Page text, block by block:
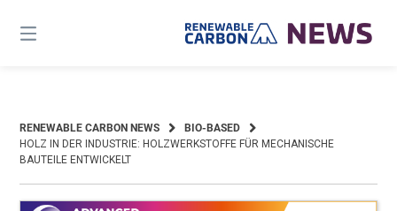
content
RENEWABLE CARBON NEWS
BIO-BASED
HOLZ IN DER INDUSTRIE: HOLZWERKSTOFFE FÜR MECHANISCHE
BAUTEILE ENTWICKELT